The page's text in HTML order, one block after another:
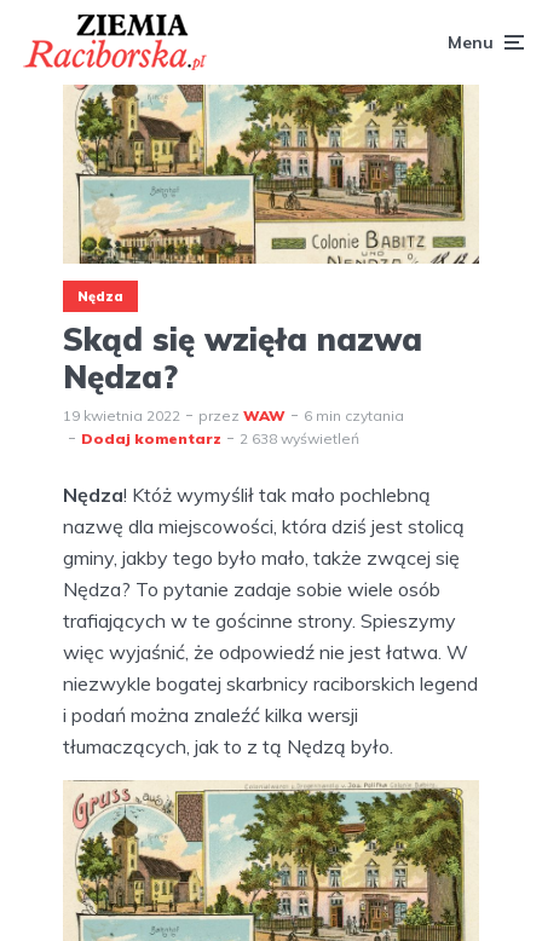
Menu
Nędza
Skąd się wzięła nazwa
Nędza?
19 kwietnia 2022 przez WAW
6 min czytania
Dodaj komentarz
2 638 wyświetleń
Nędza! Któż wymyślił tak mało pochlebną
nazwę dla miejscowości, która dziś jest stolicą
gminy, jakby tego było mało, także zwącej się
Nędza? To pytanie zadaje sobie wiele osób
trafiających w te gościnne strony. Spieszymy
więc wyjaśnić, że odpowiedź nie jest łatwa. W
niezwykle bogatej skarbnicy raciborskich legend
i podań można znaleźć kilka wersji
tłumaczących, jak to z tą Nędzą było.